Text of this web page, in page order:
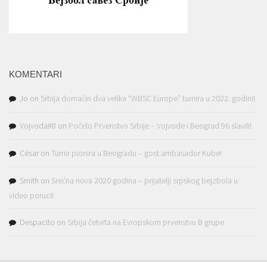
KOMENTARI
Jo on Srbija domaćin dva velika “WBSC Europe” turnira u 2022. godini!
Vojvoda#8 on Počelo Prvenstvo Srbije – Vojvode i Beograd 96 slavili!
César on Turnir pionira u Beogradu – gost ambasador Kube!
Smith on Srećna nova 2020 godina – prijatelji srpskog bejzbola u
video poruci!
Despacito on Srbija četvrta na Evropskom prvenstvu B grupe